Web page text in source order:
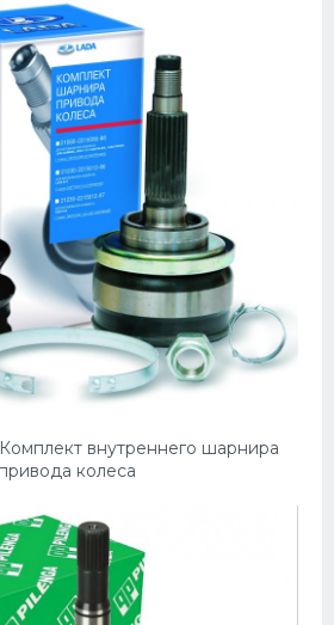
внутреннего шарнира
привода колеса